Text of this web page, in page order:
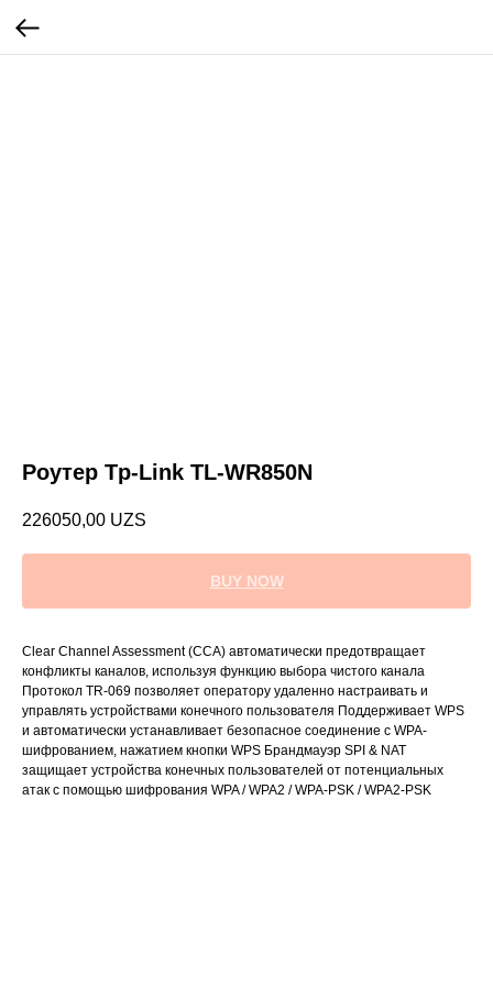
Роутер Tp-Link TL-WR850N
226050,00 UZS
BUY NOW
Clear Channel Assessment (CCA) автоматически предотвращает
конфликты каналов, используя функцию выбора чистого канала
Протокол TR-069 позволяет оператору удаленно настраивать и
управлять устройствами конечного пользователя Поддерживает WPS
и автоматически устанавливает безопасное соединение с WPA-
шифрованием, нажатием кнопки WPS Брандмауэр SPI & NAT
защищает устройства конечных пользователей от потенциальных
атак с помощью шифрования WPA / WPA2 / WPA-PSK / WPA2-PSK